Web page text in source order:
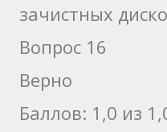
зачистных
Вопрос 16
Верно
Баллов: 1,0 из